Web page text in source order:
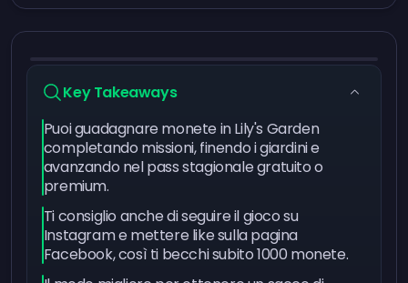
Key Takeaways
Puoi guadagnare monete in Lily's Garden
completando missioni, finendo i giardini e
avanzando nel pass stagionale gratuito o
premium.
Ti consiglio anche di seguire il gioco su
Instagram e mettere like sulla pagina
Facebook, così ti becchi subito 1000 monete.